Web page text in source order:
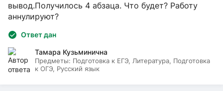
вывод.Получилось 4 абзаца. Что будет? Работу
аннулируют?
Ответ дан
Тамара Кузьминична
Предметы: Подготовка к ЕГЭ, Литература, Подготовка
к ОГЭ, Русский язык